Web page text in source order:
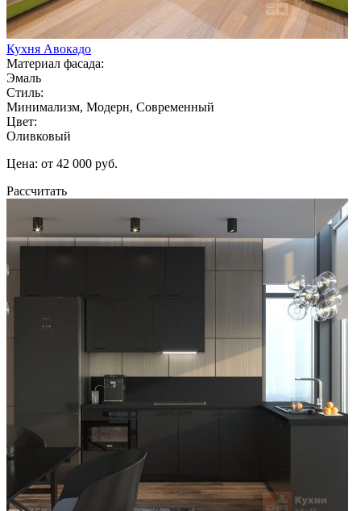
Кухня Авокадо
Материал фасада:
Эмаль
Стиль:
Минимализм, Модерн, Современный
Цвет:
Оливковый
Цена: от 42 000 руб.
Рассчитать